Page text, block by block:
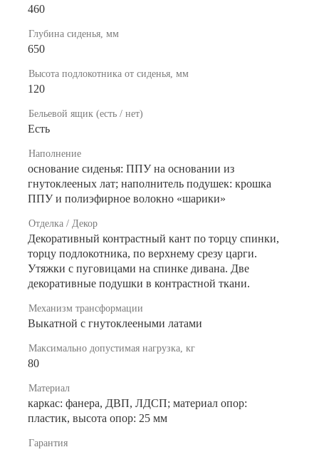
460
Глубина сиденья, мм
650
Высота подлокотника от сиденья, мм
120
Бельевой ящик (есть / нет)
Есть
Наполнение
основание сиденья: ППУ на основании из
гнутоклееных лат; наполнитель подушек: крошка
ППУ и полиэфирное волокно «шарики»
Отделка / Декор
Декоративный контрастный кант по торцу спинки,
торцу подлокотника, по верхнему срезу царги.
Утяжки с пуговицами на спинке дивана. Две
декоративные подушки в контрастной ткани.
Механизм трансформации
Выкатной с гнутоклееными латами
Максимально допустимая нагрузка, кг
80
Материал
каркас: фанера, ДВП, ЛДСП; материал опор:
пластик, высота опор: 25 мм
Гарантия